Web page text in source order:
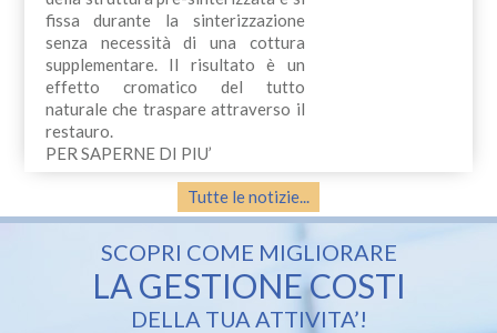
fissa durante la sinterizzazione
senza necessità di una cottura
supplementare. Il risultato è un
effetto cromatico del tutto
naturale che traspare attraverso il
restauro.
PER SAPERNE DI PIU’
Tutte le notizie...
SCOPRI COME MIGLIORARE
LA GESTIONE COSTI
DELLA TUA ATTIVITA’!